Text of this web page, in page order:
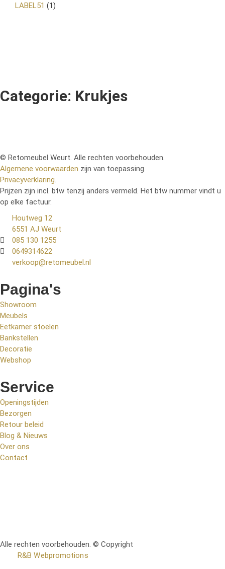
LABEL51 (1)
Categorie: Krukjes
© Retomeubel Weurt. Alle rechten voorbehouden.
Algemene voorwaarden zijn van toepassing.
Privacyverklaring.
Prijzen zijn incl. btw tenzij anders vermeld. Het btw nummer vindt u
op elke factuur.
Houtweg 12
6551 AJ Weurt
085 130 1255
0649314622
verkoop@retomeubel.nl
Pagina's
Showroom
Meubels
Eetkamer stoelen
Bankstellen
Decoratie
Webshop
Service
Openingstijden
Bezorgen
Retour beleid
Blog & Nieuws
Over ons
Contact
Alle rechten voorbehouden. © Copyright
R&B Webpromotions